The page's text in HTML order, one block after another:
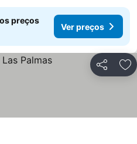
preços
Ver preços
Partilhar